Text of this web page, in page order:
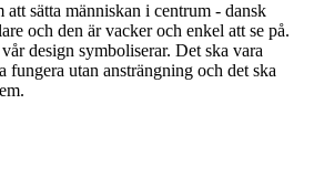
sätta människan i centrum - dansk
och den är vacker och enkel att se på.
design symboliserar. Det ska vara
fungera utan ansträngning och det ska